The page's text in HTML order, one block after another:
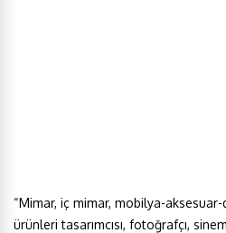
“Mimar, iç mimar, mobilya-aksesuar-
ürünleri tasarımcısı, fotoğrafçı,